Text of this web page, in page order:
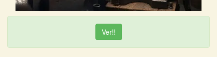
Ver!!